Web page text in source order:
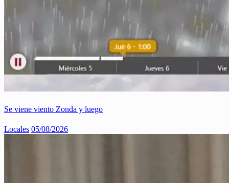
Se viene viento Zonda y luego
Locales 05/08/2026